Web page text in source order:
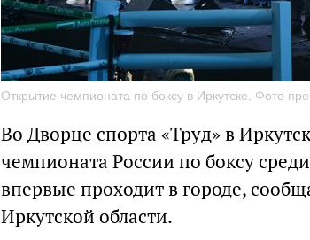
Открытие чемпионата по боксу в Иркутске. Фото
Во Дворце спорта «Труд» в
чемпионата России по боксу
впервые проходит в городе,
Иркутской области.